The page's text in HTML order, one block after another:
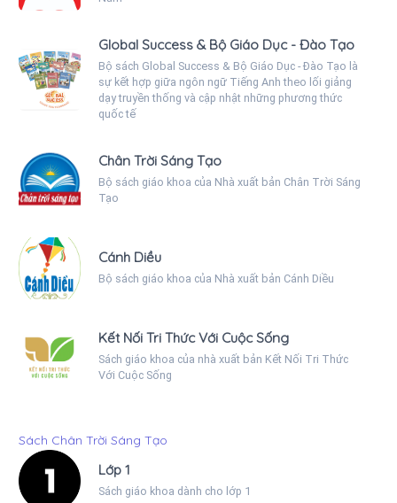
Global Success & Bộ Giáo Dục - Đào Tạo
Bộ sách Global Success & Bộ Giáo Dục - Đào Tạo là
sự kết hợp giữa ngôn ngữ Tiếng Anh theo lối giảng
dạy truyền thống và cập nhật những phương thức
quốc tế
Chân Trời Sáng Tạo
Bộ sách giáo khoa của Nhà xuất bản Chân Trời Sáng
Tạo
Cánh Diều
Bộ sách giáo khoa của Nhà xuất bản Cánh Diều
Kết Nối Tri Thức Với Cuộc Sống
Sách giáo khoa của nhà xuất bản Kết Nối Tri Thức
Với Cuộc Sống
Sách Chân Trời Sáng Tạo
Lớp 1
Sách giáo khoa dành cho lớp 1